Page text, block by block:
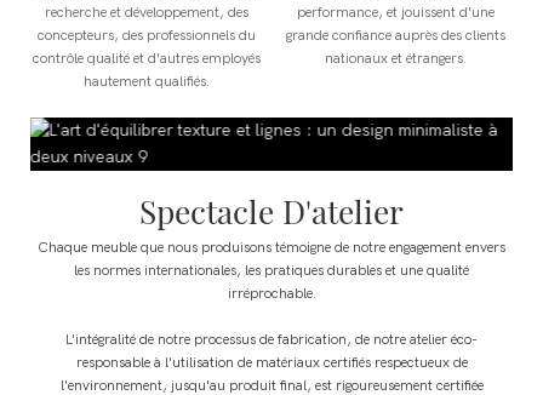
recherche et développement, des
concepteurs, des professionnels du
contrôle qualité et d'autres employés
hautement qualifiés.
performance, et jouissent d'une
grande confiance auprès des clients
nationaux et étrangers.
Spectacle D'atelier
Chaque meuble que nous produisons témoigne de notre engagement envers
les normes internationales, les pratiques durables et une qualité
irréprochable.
L'intégralité de notre processus de fabrication, de notre atelier éco-
responsable à l'utilisation de matériaux certifiés respectueux de
l'environnement, jusqu'au produit final, est rigoureusement certifiée